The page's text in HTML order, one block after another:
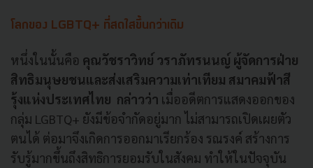
โลกของ LGBTQ+ ที่สดใสขึ้นกว่าเดิม
หนึ่งในนั้นคือ คุณวัชราวิทย์ วราภัทรนนญ์ ผู้จัดการฝ่าย
สิทธิมนุษยชนและส่งเสริมความเท่าเทียม สมาคมฟ้าสี
รุ้งแห่งประเทศไทย กล่าวว่า เมื่ออดีตการแสดงออกของ
กลุ่ม LGBTQ+ ยังมีข้อจำกัดอยู่มาก ไม่สามารถเปิดเผยตัว
ตนได้ ต่อมาจึงเกิดการออกมาเรียกร้อง รณรงค์ สร้างการ
รับรู้มากขึ้นถึงสิทธิการยอมรับในสังคม ทำให้ในปัจจุบัน